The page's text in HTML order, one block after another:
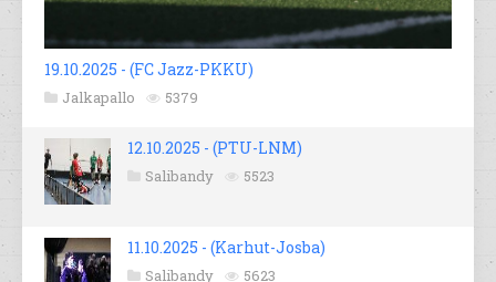
19.10.2025 - (FC Jazz-PKKU)
Jalkapallo 5379
12.10.2025 - (PTU-LNM)
Salibandy 5523
11.10.2025 - (Karhut-Josba)
Salibandy 5623